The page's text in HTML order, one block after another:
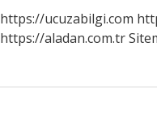
https://ucuzabilgi.com
https://aladan.com.tr